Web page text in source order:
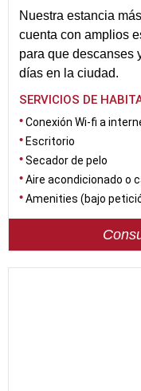
Nuestra estancia
cuenta con amplios
para que descanses
días en la ciudad.
SERVICIOS DE
Conexión Wi-fi a
Escritorio
Secador de pelo
Aire acondicionado o
Amenities (bajo